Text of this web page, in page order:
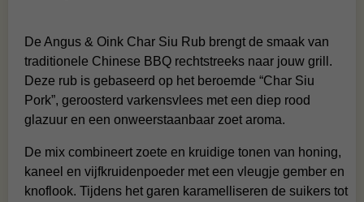
De Angus & Oink Char Siu Rub brengt de smaak van
traditionele Chinese BBQ rechtstreeks naar jouw grill.
Deze rub is gebaseerd op het beroemde “Char Siu
Pork”, geroosterd varkensvlees met een diep rood
glazuur en een onweerstaanbaar zoet aroma.
De mix combineert zoete en kruidige tonen van honing,
kaneel en vijfkruidenpoeder met een vleugje gember en
knoflook. Tijdens het garen karamelliseren de suikers tot